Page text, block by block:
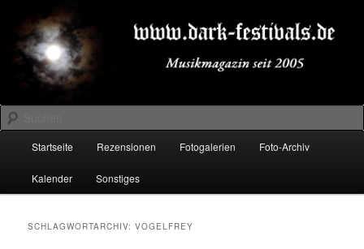
primären
Inhalt
springen
sekundären
Inhalt
springenDARK-FESTIVALS.DE
Suchen
Startseite Rezensionen Fotogalerien Foto-Archiv
Kalender Sonstiges
SCHLAGWORTARCHIV:VOGELFREY